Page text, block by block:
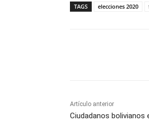
TAGS elecciones 2020
Artículo anterior
Ciudadanos